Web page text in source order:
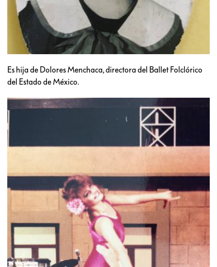
Es hija de Dolores Menchaca, directora del Ballet Folclórico
del Estado de México.